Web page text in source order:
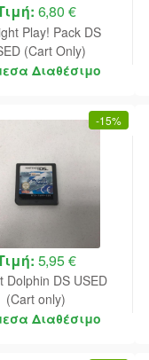
6,80 €
Play! Pack DS
(Cart Only)
Διαθέσιμο
-15%
5,95 €
Dolphin DS USED
(Cart only)
Διαθέσιμο